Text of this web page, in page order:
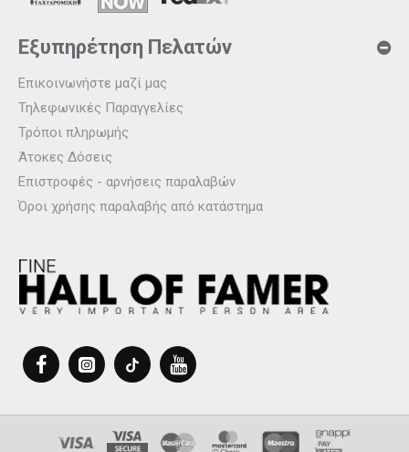
Εξυπηρέτηση Πελατών
Επικοινωνήστε μαζί μας
Τηλεφωνικές Παραγγελίες
Τρόποι πληρωμής
Άτοκες Δόσεις
Επιστροφές - αρνήσεις παραλαβών
Όροι χρήσης παραλαβής από κατάστημα